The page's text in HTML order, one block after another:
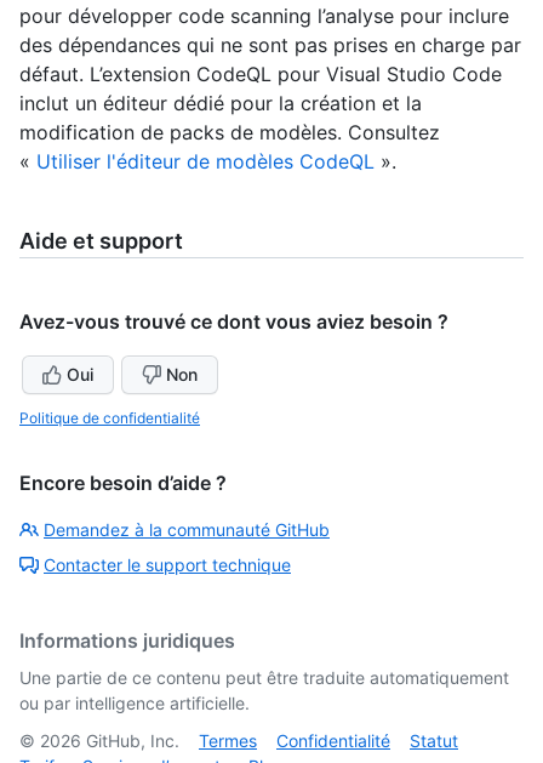
pour développer code scanning l’analyse pour inclure
des dépendances qui ne sont pas prises en charge par
défaut. L’extension CodeQL pour Visual Studio Code
inclut un éditeur dédié pour la création et la
modification de packs de modèles. Consultez
« Utiliser l'éditeur de modèles CodeQL ».
Aide et support
Avez-vous trouvé ce dont vous aviez besoin ?
Oui Non
Politique de confidentialité
Encore besoin d’aide ?
Demandez à la communauté GitHub
Contacter le support technique
Informations juridiques
Une partie de ce contenu peut être traduite automatiquement
ou par intelligence artificielle.
© 2026 GitHub, Inc. Termes Confidentialité
Statut